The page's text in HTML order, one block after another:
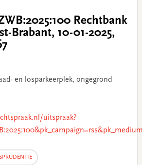
Rechtbank
Brabant, 10-01-2025,
en losparkeerplek, ongegrond
uitspraak?